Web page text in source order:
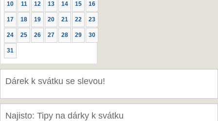
10 11 12 13 14 15 16
17 18 19 20 21 22 23
24 25 26 27 28 29 30
31
Dárek k svátku se slevou!
Najisto: Tipy na dárky k svátku